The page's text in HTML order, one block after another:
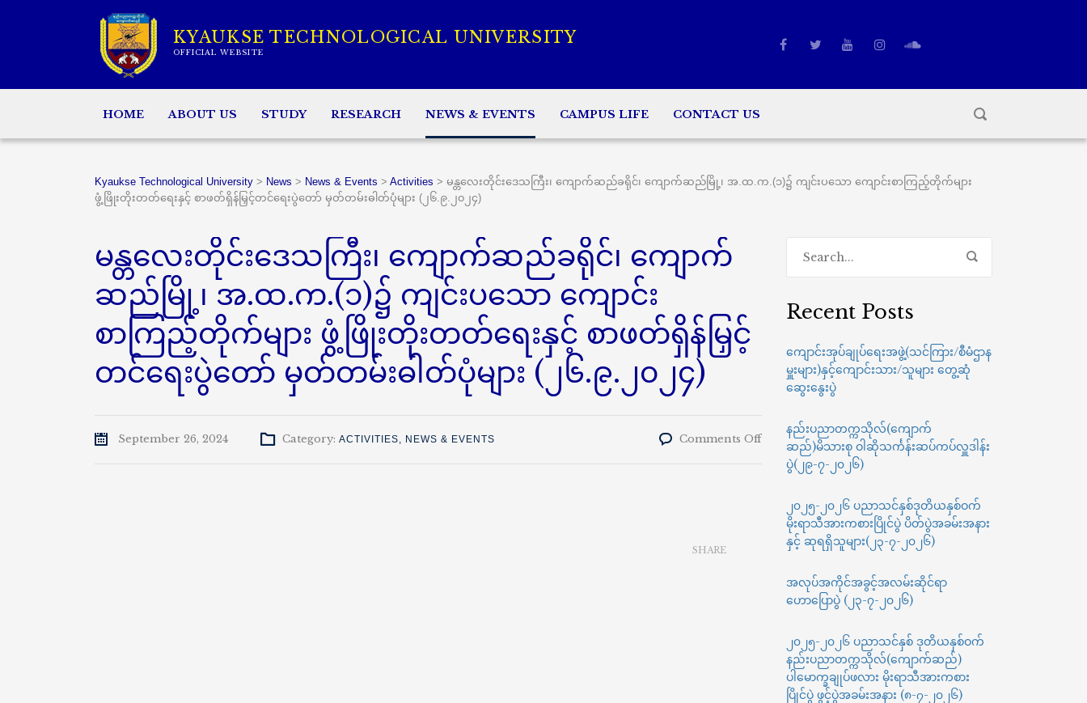
KYAUKSE TECHNOLOGICAL UNIVERSITY
OFFICIAL WEBSITE
HOME ABOUT US STUDY RESEARCH NEWS & EVENTS CAMPUS LIFE CONTACT US
Kyaukse Technological University > News > News & Events > Activities > မန္တလေးတိုင်းဒေသကြီး၊ ကျောက်ဆည်ခရိုင်၊ ကျောက်ဆည်မြို့၊ အ.ထ.က.(၁)၌ ကျင်းပသော ကျောင်းစာကြည့်တိုက်များ
ဖွံ့ဖြိုးတိုးတတ်ရေးနှင့် စာဖတ်ရှိန်မြှင့်တင်ရေးပွဲတော် မှတ်တမ်းဓါတ်ပုံများ (၂၆.၉.၂၀၂၄)
မန္တလေးတိုင်းဒေသကြီး၊ ကျောက်ဆည်ခရိုင်၊ ကျောက်
ဆည်မြို့၊ အ.ထ.က.(၁)၌ ကျင်းပသော ကျောင်း
စာကြည့်တိုက်များ ဖွံ့ဖြိုးတိုးတတ်ရေးနှင့် စာဖတ်ရှိန်မြှင့်
တင်ရေးပွဲတော် မှတ်တမ်းဓါတ်ပုံများ (၂၆.၉.၂၀၂၄)
September 26, 2024 Category: ACTIVITIES, NEWS & EVENTS Comments Offon
မန္တလေးတိုင်း
ကျောက်
ကျောက်
အ.ထ.က.
ကျောင်း
စာကြည့်တိုက်
SHARE
Recent Posts
ကျောင်းအုပ်ချုပ်ရေးအဖွဲ့(သင်ကြား/စီမံဌာန
မှူးများ)နှင့်ကျောင်းသား/သူများ တွေ့ဆုံ
ဆွေးနွေးပွဲ
နည်းပညာတက္ကသိုလ်(ကျောက်
ဆည်)မိသားစု ဝါဆိုသင်္ကန်းဆပ်ကပ်လှူဒါန်း
ပွဲ(၂၉-၇-၂၀၂၆)
၂၀၂၅-၂၀၂၆ ပညာသင်နှစ်ဒုတိယနှစ်ဝက်
မိုးရာသီအားကစားပြိုင်ပွဲ ပိတ်ပွဲအခမ်းအနား
နှင့် ဆုရရှိသူများ(၂၃-၇-၂၀၂၆)
အလုပ်အကိုင်အခွင့်အလမ်းဆိုင်ရာ
ဟောပြောပွဲ (၂၃-၇-၂၀၂၆)
၂၀၂၅-၂၀၂၆ ပညာသင်နှစ် ဒုတိယနှစ်ဝက်
နည်းပညာတက္ကသိုလ်(ကျောက်ဆည်)
ပါမောက္ခချုပ်ဖလား မိုးရာသီအားကစား
ပြိုင်ပွဲ ဖွင့်ပွဲအခမ်းအနား (၈-၇-၂၀၂၆)